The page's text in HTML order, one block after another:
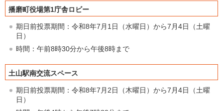
播磨町役場第1庁舎ロビー
期日前投票期間：令和8年7月1日（水曜日）から7月4日（土曜
日）
時間：午前8時30分から午後8時まで
土山駅南交流スペース
期日前投票期間：令和8年7月2日（木曜日）から7月4日（土曜
日）